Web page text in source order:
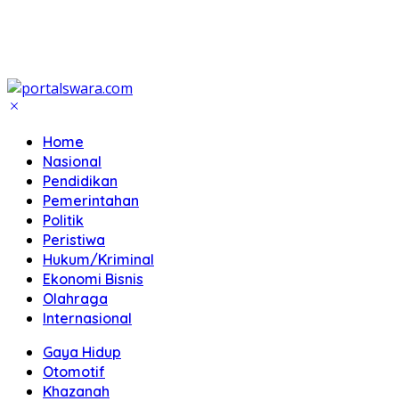
Home
Nasional
Pendidikan
Pemerintahan
Politik
Peristiwa
Hukum/Kriminal
Ekonomi Bisnis
Olahraga
Internasional
Gaya Hidup
Otomotif
Khazanah